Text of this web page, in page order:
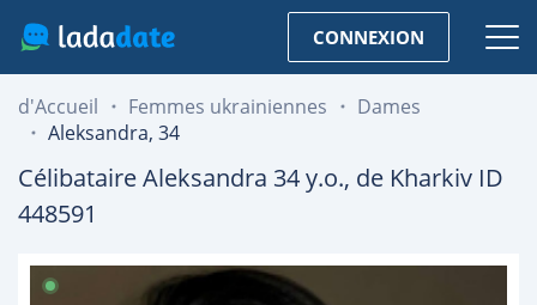
CONNEXION
d'Accueil Femmes ukrainiennes
Dames
Aleksandra, 34
CélibataireAleksandra 34y.o., de Kharkiv ID
448591